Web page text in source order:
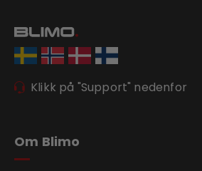
Klikk på "Support" nedenfor
Om Blimo